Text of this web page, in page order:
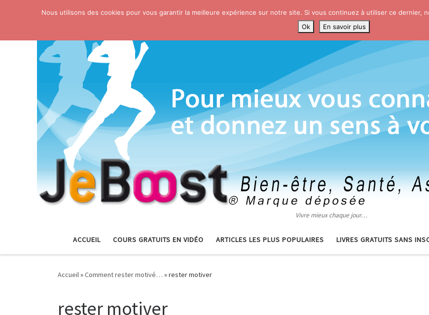
Skip to content
Vivre mieux chaque jour…
ACCUEIL COURS GRATUITS EN VIDÉO ARTICLES LES PLUS POPULAIRES LIVRES GRATUITS SANS
Accueil»Comment rester motivé… »rester motiver
rester motiver
Nous utilisons des cookies pour vous garantir la meilleure expérience sur notre site. Si vous continuez à utiliser ce dernier,
Ok
En savoir plus